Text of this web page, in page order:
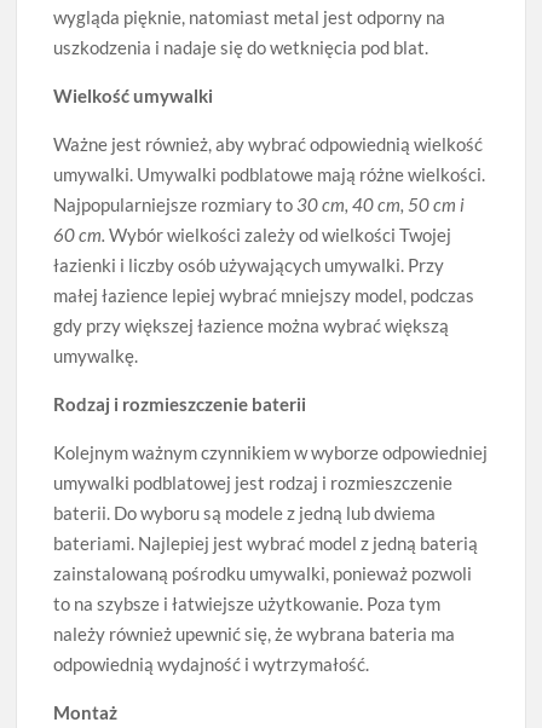
wygląda pięknie, natomiast metal jest odporny na
uszkodzenia i nadaje się do wetknięcia pod blat.
Wielkość umywalki
Ważne jest również, aby wybrać odpowiednią wielkość
umywalki. Umywalki podblatowe mają różne wielkości.
Najpopularniejsze rozmiary to 30 cm, 40 cm, 50 cm i
60 cm. Wybór wielkości zależy od wielkości Twojej
łazienki i liczby osób używających umywalki. Przy
małej łazience lepiej wybrać mniejszy model, podczas
gdy przy większej łazience można wybrać większą
umywalkę.
Rodzaj i rozmieszczenie baterii
Kolejnym ważnym czynnikiem w wyborze odpowiedniej
umywalki podblatowej jest rodzaj i rozmieszczenie
baterii. Do wyboru są modele z jedną lub dwiema
bateriami. Najlepiej jest wybrać model z jedną baterią
zainstalowaną pośrodku umywalki, ponieważ pozwoli
to na szybsze i łatwiejsze użytkowanie. Poza tym
należy również upewnić się, że wybrana bateria ma
odpowiednią wydajność i wytrzymałość.
Montaż